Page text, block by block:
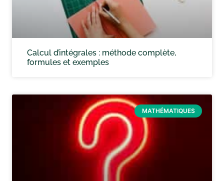
Calcul d’intégrales : méthode complète,
formules et exemples
MATHÉMATIQUES